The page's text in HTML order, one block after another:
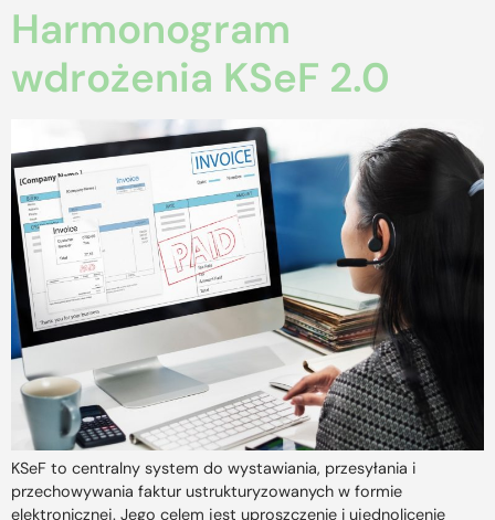
Harmonogram
wdrożenia KSeF 2.0
KSeF to centralny system do wystawiania, przesyłania i
przechowywania faktur ustrukturyzowanych w formie
elektronicznej. Jego celem jest uproszczenie i ujednolicenie